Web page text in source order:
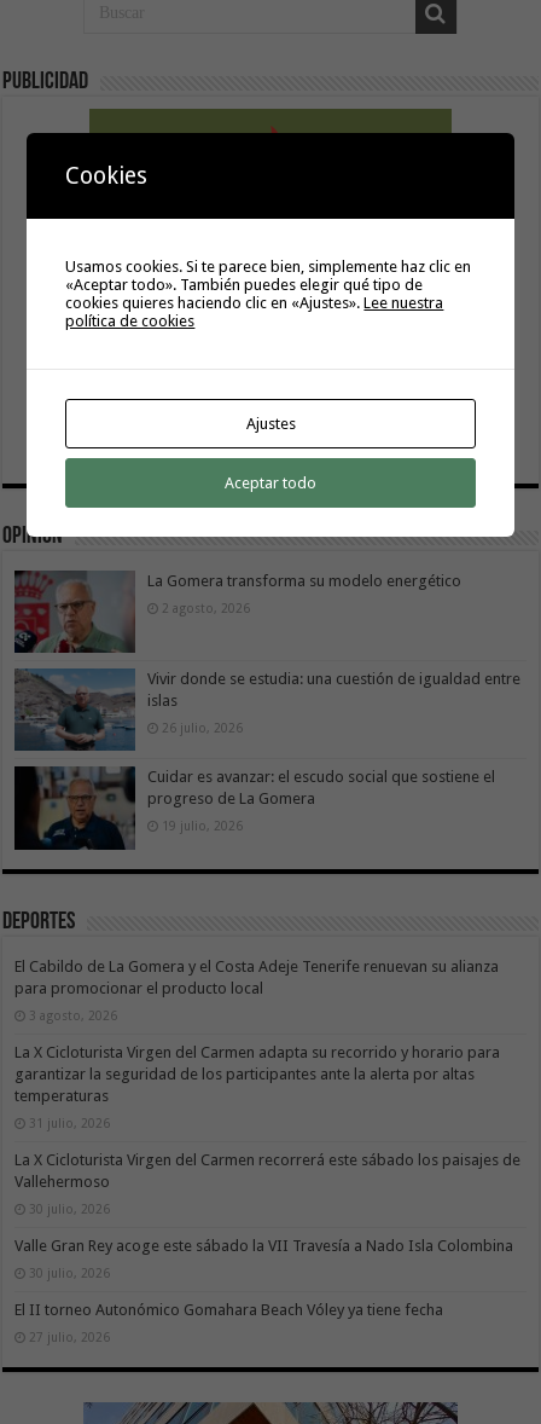
Publicidad
Opinión
La Gomera transforma su modelo energético
2 agosto, 2026
Vivir donde se estudia: una cuestión de igualdad entre
islas
26 julio, 2026
Cuidar es avanzar: el escudo social que sostiene el
progreso de La Gomera
19 julio, 2026
Deportes
El Cabildo de La Gomera y el Costa Adeje Tenerife renuevan su alianza
para promocionar el producto local
3 agosto, 2026
La X Cicloturista Virgen del Carmen adapta su recorrido y horario para
garantizar la seguridad de los participantes ante la alerta por altas
temperaturas
31 julio, 2026
La X Cicloturista Virgen del Carmen recorrerá este sábado los paisajes de
Vallehermoso
30 julio, 2026
Valle Gran Rey acoge este sábado la VII Travesía a Nado Isla Colombina
30 julio, 2026
El II torneo Autonómico Gomahara Beach Vóley ya tiene fecha
27 julio, 2026
Cookies
Usamos cookies. Si te parece bien, simplemente haz clic en
«Aceptar todo». También puedes elegir qué tipo de
cookies quieres haciendo clic en «Ajustes».Lee nuestra
política de cookies
Ajustes
Aceptar todo